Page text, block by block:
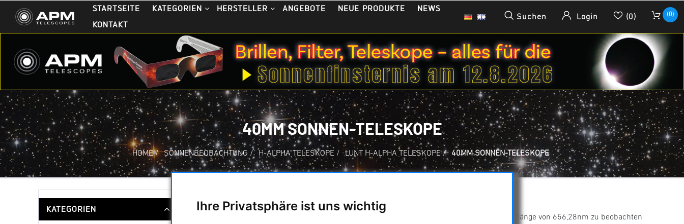
Ihre Privatsphäre ist uns wichtig
STARTSEITE KATEGORIEN HERSTELLER ANGEBOTE NEUE PRODUKTE
NEWS
KONTAKT
Suchen Login (0) (0)
40MM SONNEN-TELESKOPE
HOME / SONNENBEOBACHTUNG / H-ALPHA TELESKOPE / LUNT H-ALPHA TELESKOPE / 40MM SONNEN-TELESKOPE
KATEGORIEN
Komplette H-Alpha Teleskope mit denen Sie sofort beginnen können die Sonne in der Wellenlänge von 656,28nm zu beobachten